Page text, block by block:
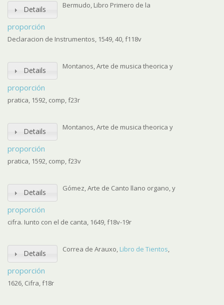
Details
proporción
Bermudo, Libro Primero de la
Declaracion de Instrumentos, 1549, 40, f118v
Details
proporción
Montanos, Arte de musica theorica y
pratica, 1592, comp, f23r
Details
proporción
Montanos, Arte de musica theorica y
pratica, 1592, comp, f23v
Details
proporción
Gómez, Arte de Canto llano organo, y
cifra. Iunto con el de canta, 1649, f18v-19r
Details
proporción
Correa de Arauxo, Libro de Tientos,
1626, Cifra, f18r